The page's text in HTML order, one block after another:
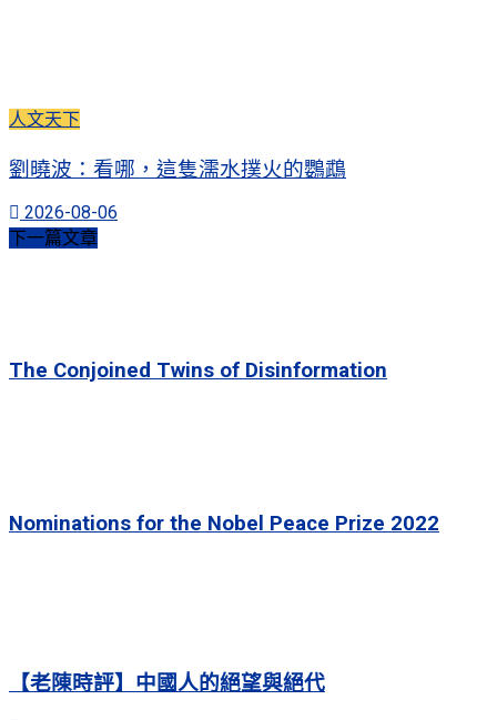
人文天下
劉曉波：看哪，這隻濡水撲火的鸚鵡
2026-08-06
下一篇文章
The Conjoined Twins of Disinformation
Nominations for the Nobel Peace Prize 2022
【老陳時評】中國人的絕望與絕代